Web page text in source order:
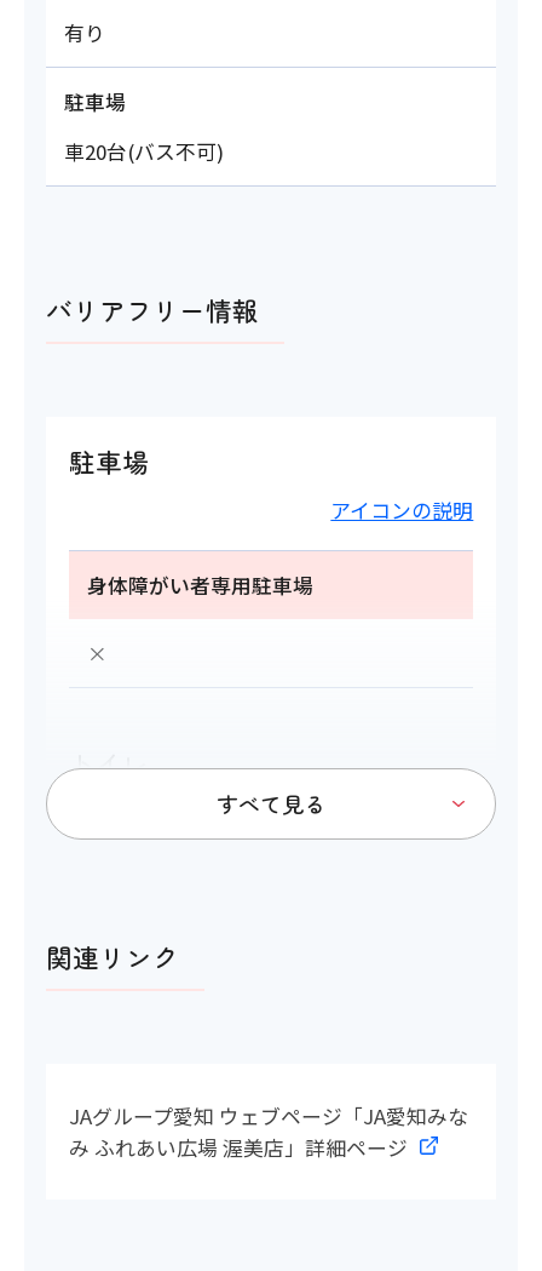
有り
駐車場
車20台(バス不可)
バリアフリー情報
駐車場
アイコンの説明
身体障がい者専用駐車場
×
トイレ
多目的トイレ
〇
関連リンク
JAグループ愛知 ウェブページ「JA愛知みな
み ふれあい広場 渥美店」詳細ページ